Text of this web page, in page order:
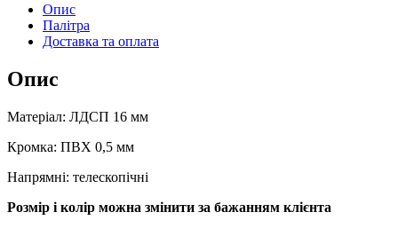
Опис
Палітра
Доставка та оплата
Опис
Матеріал: ЛДСП 16 мм
Кромка: ПВХ 0,5 мм
Напрямні: телескопічні
Розмір і колір можна змінити за бажанням клієнта